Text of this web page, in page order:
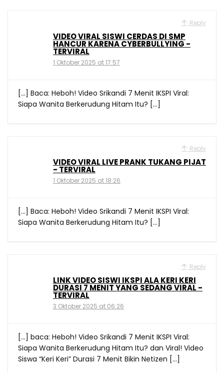
Reply
VIDEO VIRAL SISWI CERDAS DI SMP
HANCUR KARENA CYBERBULLYING -
TERVIRAL
1 Oktober 2025 at 17:57
[…] Baca: Heboh! Video Srikandi 7 Menit IKSPI Viral:
Siapa Wanita Berkerudung Hitam Itu? […]
Reply
VIDEO VIRAL LIVE PRANK TUKANG PIJAT
- TERVIRAL
1 Oktober 2025 at 18:26
[…] Baca: Heboh! Video Srikandi 7 Menit IKSPI Viral:
Siapa Wanita Berkerudung Hitam Itu? […]
Reply
LINK VIDEO SISWI IKSPI ALA KERI KERI
DURASI 7 MENIT YANG SEDANG VIRAL -
TERVIRAL
3 Oktober 2025 at 06:26
[…] baca: Heboh! Video Srikandi 7 Menit IKSPI Viral:
Siapa Wanita Berkerudung Hitam Itu? dan Viral! Video
Siswa “Keri Keri” Durasi 7 Menit Bikin Netizen […]